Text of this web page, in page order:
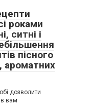
роками
ситні і
пісного
ароматних
дозволити
вам